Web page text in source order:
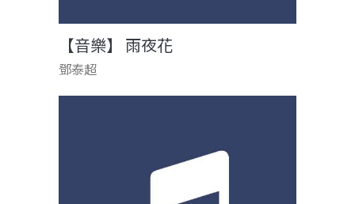
【音樂】 雨夜花
鄧泰超